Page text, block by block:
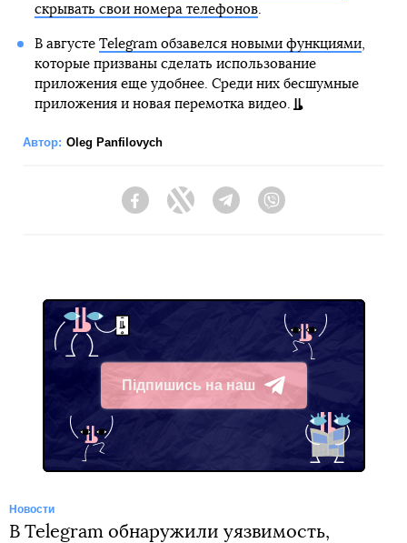
скрывать свои номера телефонов.
В августе Telegram обзавелся новыми функциями,
которые призваны сделать использование
приложения еще удобнее. Среди них бесшумные
приложения и новая перемотка видео.
Автор: Oleg Panfilovych
FacebookTwitter Telegram
Підпишись на наш
Telegram
Новости
В Telegram обнаружили уязвимость,